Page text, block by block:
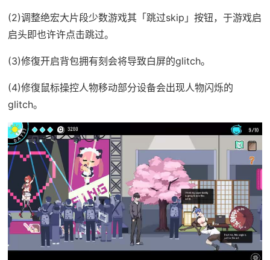
(2)调整绝宏大片段少数游戏其「跳过skip」按钮，于游戏启
启头即也许许点击跳过。
(3)修復开启背包拥有刻会将导致白屏的glitch。
(4)修復鼠标操控人物移动部分设备会出现人物闪烁的
glitch。